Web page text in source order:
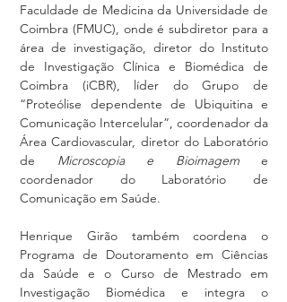
Faculdade de Medicina da Universidade de
Coimbra (FMUC), onde é subdiretor para a
área de investigação, diretor do Instituto
de Investigação Clínica e Biomédica de
Coimbra (iCBR), líder do Grupo de
“Proteólise dependente de Ubiquitina e
Comunicação Intercelular”, coordenador da
Área Cardiovascular, diretor do Laboratório
de Microscopia e Bioimagem e
coordenador do Laboratório de
Comunicação em Saúde.
Henrique Girão também coordena o
Programa de Doutoramento em Ciências
da Saúde e o Curso de Mestrado em
Investigação Biomédica e integra o